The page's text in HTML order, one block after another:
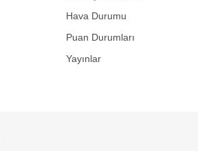
Hava Durumu
Puan Durumları
Yayınlar